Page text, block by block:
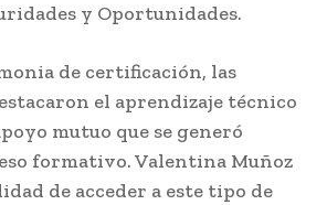
y Oportunidades.
de certificación, las
el aprendizaje técnico
mutuo que se generó
formativo. Valentina Muñoz
de acceder a este tipo de